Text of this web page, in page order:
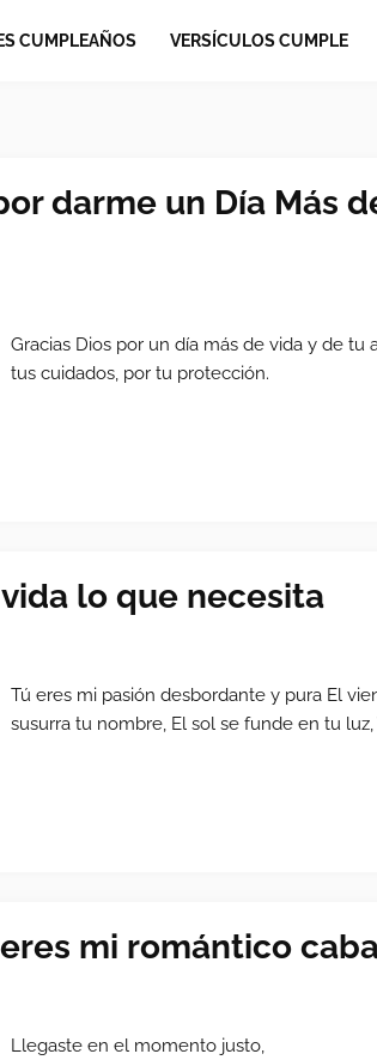
CUMPLEAÑOS VERSÍCULOS CUMPLE
darme un Día Más
Gracias Dios por un día más de vida y de tu
tus cuidados, por tu protección.
lo que necesita
Tú eres mi pasión desbordante y pura El
susurra tu nombre, El sol se funde en tu luz,
eres mi romántico
Llegaste en el momento justo,